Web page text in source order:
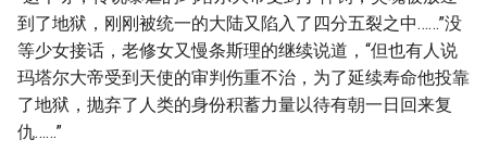
到了地狱，刚刚被统一的大陆又陷入了四分五裂之中……”没
等少女接话，老修女又慢条斯理的继续说道，“但也有人说
玛塔尔大帝受到天使的审判伤重不治，为了延续寿命他投靠
了地狱，抛弃了人类的身份积蓄力量以待有朝一日回来复
仇……”